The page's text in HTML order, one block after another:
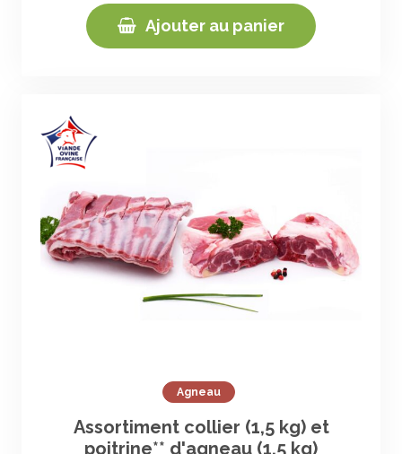
Ajouter au panier
Agneau
Assortiment collier (1,5 kg) et
poitrine** d'agneau (1,5 kg)